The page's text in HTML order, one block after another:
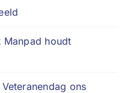
Manpad houdt
ons